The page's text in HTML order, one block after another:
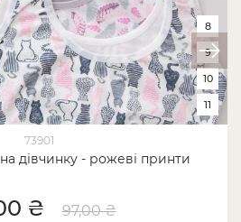
73901
дівчинку - рожеві принти
8
9
10
11
₴ 97,00 ₴